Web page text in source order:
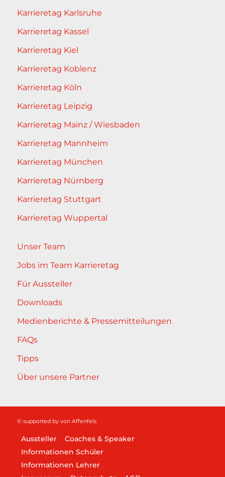
Karrieretag Karlsruhe
Karrieretag Kassel
Karrieretag Kiel
Karrieretag Koblenz
Karrieretag Köln
Karrieretag Leipzig
Karrieretag Mainz / Wiesbaden
Karrieretag Mannheim
Karrieretag München
Karrieretag Nürnberg
Karrieretag Stuttgart
Karrieretag Wuppertal
Unser Team
Jobs im Team Karrieretag
Für Aussteller
Downloads
Medienberichte & Pressemitteilungen
FAQs
Tipps
Über unsere Partner
© supported by von Affenfels
Aussteller
Coaches & Speaker
Informationen Schüler
Informationen Lehrer